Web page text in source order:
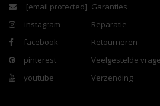
[email protected]
instagram
facebook
pinterest
youtube
Garanties
Reparatie
Retourneren
Veelgestelde
Verzending